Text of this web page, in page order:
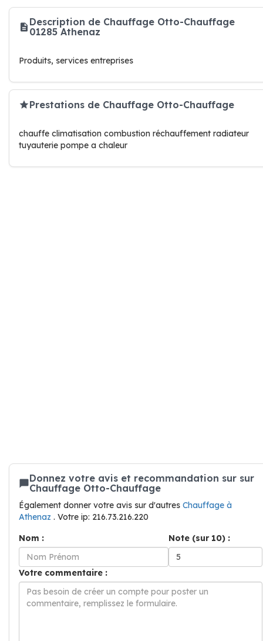
Description de Chauffage Otto-Chauffage
01285 Athenaz
Produits, services entreprises
Prestations de Chauffage Otto-Chauffage
chauffe climatisation combustion réchauffement radiateur
tuyauterie pompe a chaleur
Donnez votre avis et recommandation sur sur
Chauffage Otto-Chauffage
Également donner votre avis sur d'autres Chauffage à
Athenaz . Votre ip: 216.73.216.220
Nom :
Note (sur 10) :
Votre commentaire :